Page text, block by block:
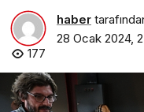
haber
28 Ocak 2024,
177